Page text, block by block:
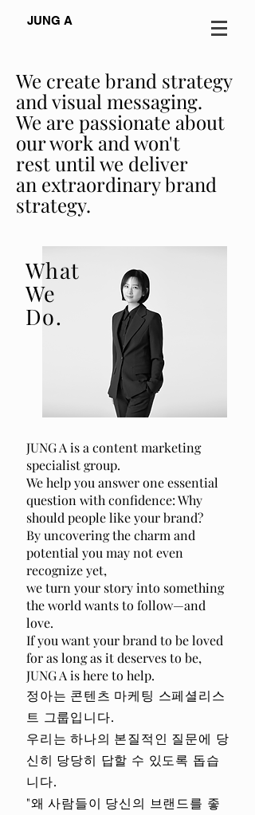
JUNG A
We create brand strategy
and visual messaging.
We are passionate about
our work and won't
rest until we deliver
an extraordinary brand
strategy.
What
We
Do.
JUNG A is a content marketing
specialist group.
We help you answer one essential
question with confidence: Why
should people like your brand?
By uncovering the charm and
potential you may not even
recognize yet,
we turn your story into something
the world wants to follow—and
love.
If you want your brand to be loved
for as long as it deserves to be,
JUNG A is here to help.
정아는 콘텐츠 마케팅 스페셜리스
트 그룹입니다.
우리는 하나의 본질적인 질문에 당
신히 당당히 답할 수 있도록 돕습
니다.
"왜 사람들이 당신의 브랜드를 좋